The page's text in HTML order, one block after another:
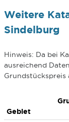
Weitere
Sindelburg
Hinweis: Da bei
ausreichend
Grundstückspreis
Gebiet